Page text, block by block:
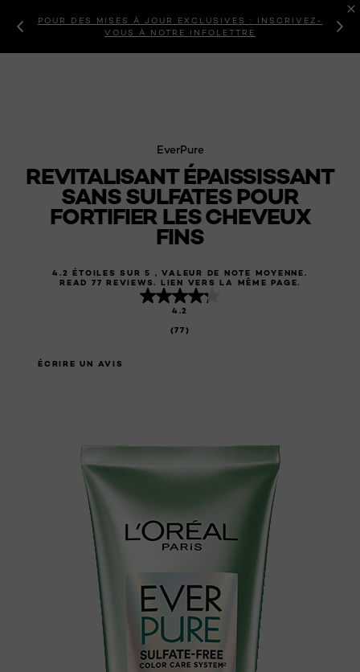
POUR DES MISES À JOUR EXCLUSIVES : INSCRIVEZ-
VOUS À NOTRE INFOLETTRE
EverPure
REVITALISANT ÉPAISSISSANT
SANS SULFATES POUR
FORTIFIER LES CHEVEUX
FINS
4.2 ÉTOILES SUR 5 , VALEUR DE NOTE MOYENNE.
READ 77 REVIEWS. LIEN VERS LA MÊME PAGE.
4.2
(77)
ÉCRIRE UN AVIS